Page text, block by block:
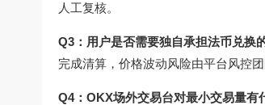
人工复核。
Q3：用户是否需要独自承担法币兑换
完成清算，价格波动风险由平台风控
Q4：OKX场外交易台对最小交易量有